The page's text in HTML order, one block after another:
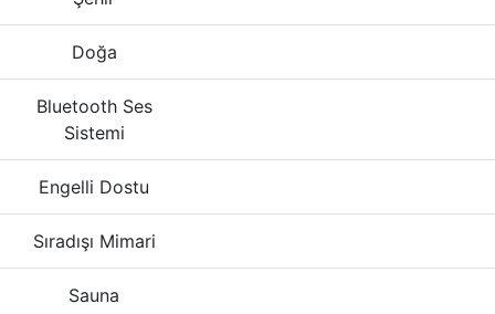
Doğa
Bluetooth Ses
Sistemi
Engelli Dostu
Sıradışı Mimari
Sauna